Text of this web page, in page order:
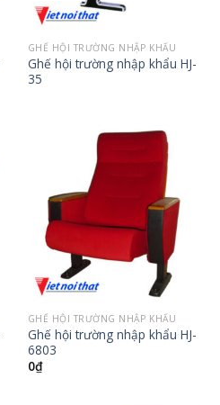
GHẾ HỘI TRƯỜNG NHẬP KHẨU
Ghế hội trường nhập khẩu HJ-
35
GHẾ HỘI TRƯỜNG NHẬP KHẨU
Ghế hội trường nhập khẩu HJ-
6803
0₫